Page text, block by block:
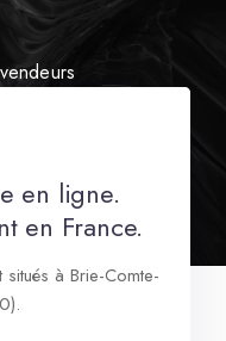
en ligne.
en France.
à Brie-Comte-